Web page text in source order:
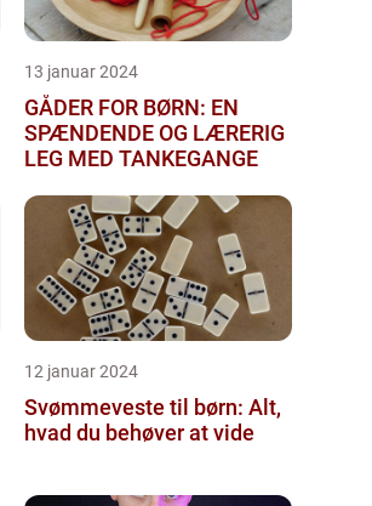
13 januar 2024
GÅDER FOR BØRN: EN
SPÆNDENDE OG LÆRERIG
LEG MED TANKEGANGE
12 januar 2024
Svømmeveste til børn: Alt,
hvad du behøver at vide